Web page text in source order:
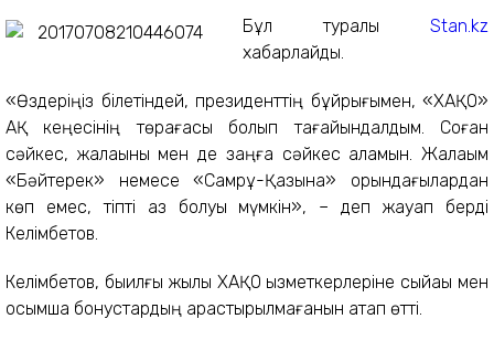
Бұл туралы Stan.kz
хабарлайды.
«Өздеріңіз білетіндей, президенттің бұйрығымен, «ХАҚО»
АҚ кеңесінің төрағасы болып тағайындалдым. Соған
сәйкес, жалақыны мен де заңға сәйкес аламын. Жалақым
«Бәйтерек» немесе «Самрұқ-Қазына» қорындағылардан
көп емес, тіпті аз болуы мүмкін», – деп жауап берді
Келімбетов.
Келімбетов, быилғы жылы ХАҚО қызметкерлеріне сыйақы мен
қосымша бонустардың қарастырылмағанын атап өтті.